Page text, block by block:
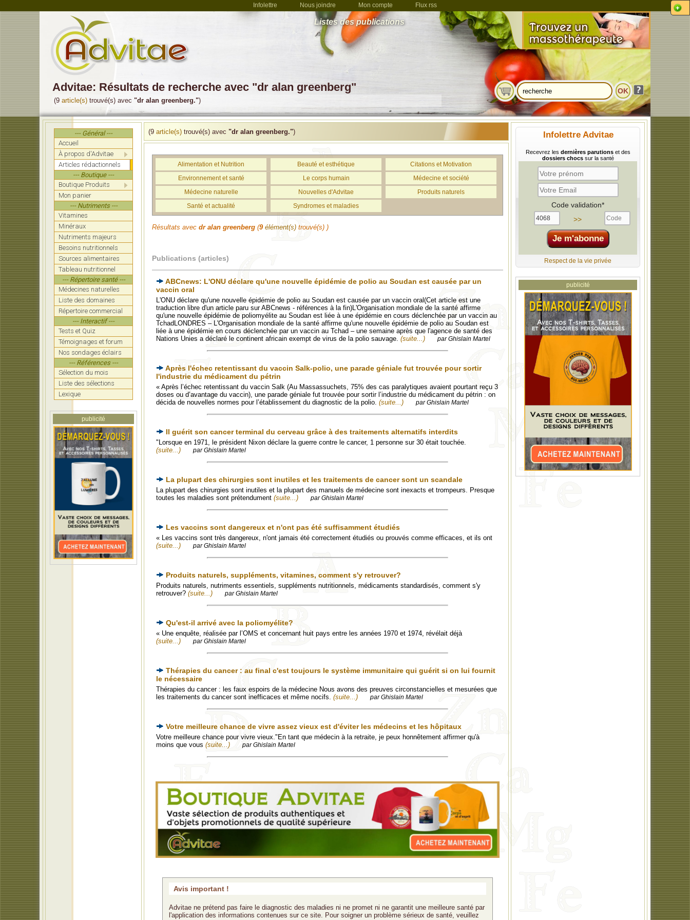
Infolettre Nous joindre Mon compte Flux rss
Listes des publications
Advitae: Résultats de recherche avec "dr alan greenberg"
(9 article(s) trouvé(s) avec "dr alan greenberg.")
--- Général ---
Accueil
À propos d'Advitae
Articles rédactionnels
--- Boutique ---
Boutique Produits
Mon panier
--- Nutriments ---
Vitamines
Minéraux
Nutriments majeurs
Besoins nutritionnels
Sources alimentaires
Tableau nutritionnel
--- Répertoire santé ---
Médecines naturelles
Liste des domaines
Répertoire commercial
--- Interactif ---
Tests et Quiz
Témoignages et forum
Nos sondages éclairs
--- Références ---
Sélection du mois
Liste des sélections
Lexique
publicité
(9 article(s) trouvé(s) avec "dr alan greenberg.") Infolettre Advitae
Recevrez les dernières parutionset des
dossiers chocssur la santé
Code validation*
>>
Respect de la vie privée
publicité
Alimentation et Nutrition Beauté et esthétique
Citations et Motivation
Environnement et santé
Le corps humain
Médecine et société
Médecine naturelle
Nouvelles d'Advitae
Produits naturels
Santé et actualité
Syndromes et maladies
Résultats avec dr alan greenberg (9 élément(s) trouvé(s) )
Publications (articles)
ABCnews: L'ONU déclare qu'une nouvelle épidémie de polio au Soudan est causée par un
vaccin oral
L'ONU déclare qu'une nouvelle épidémie de polio au Soudan est causée par un vaccin oral(Cet article est une
traduction libre d'un article paru sur ABCnews - références à la fin)L'Organisation mondiale de la santé affirme
qu'une nouvelle épidémie de poliomyélite au Soudan est liée à une épidémie en cours déclenchée par un vaccin au
TchadLONDRES – L'Organisation mondiale de la santé affirme qu'une nouvelle épidémie de polio au Soudan est
liée à une épidémie en cours déclenchée par un vaccin au Tchad – une semaine après que l'agence de santé des
Nations Unies a déclaré le continent africain exempt de virus de la polio sauvage. (suite...) par Ghislain Martel
Après l'échec retentissant du vaccin Salk-polio, une parade géniale fut trouvée pour sortir
l'industrie du médicament du pétrin
« Après l’échec retentissant du vaccin Salk (Au Massassuchets, 75% des cas paralytiques avaient pourtant reçu 3
doses ou d’avantage du vaccin), une parade géniale fut trouvée pour sortir l’industrie du médicament du pétrin : on
décida de nouvelles normes pour l’établissement du diagnostic de la polio. (suite...) par Ghislain Martel
Il guérit son cancer terminal du cerveau grâce à des traitements alternatifs interdits
"Lorsque en 1971, le président Nixon déclare la guerre contre le cancer, 1 personne sur 30 était touchée.
(suite...)
par Ghislain Martel
La plupart des chirurgies sont inutiles et les traitements de cancer sont un scandale
La plupart des chirurgies sont inutiles et la plupart des manuels de médecine sont inexacts et trompeurs. Presque
toutes les maladies sont prétendument (suite...) par Ghislain Martel
Les vaccins sont dangereux et n'ont pas été suffisamment étudiés
« Les vaccins sont très dangereux, n'ont jamais été correctement étudiés ou prouvés comme efficaces, et ils ont
(suite...)
par Ghislain Martel
Produits naturels, suppléments, vitamines, comment s'y retrouver?
Produits naturels, nutriments essentiels, suppléments nutritionnels, médicaments standardisés, comment s'y
retrouver? (suite...) par Ghislain Martel
Qu'est-il arrivé avec la poliomyélite?
« Une enquête, réalisée par l’OMS et concernant huit pays entre les années 1970 et 1974, révélait déjà
(suite...)
par Ghislain Martel
Thérapies du cancer : au final c'est toujours le système immunitaire qui guérit si on lui fournit
le nécessaire
Thérapies du cancer : les faux espoirs de la médecine Nous avons des preuves circonstancielles et mesurées que
les traitements du cancer sont inefficaces et même nocifs. (suite...) par Ghislain Martel
Votre meilleure chance de vivre assez vieux est d'éviter les médecins et les hôpitaux
Votre meilleure chance pour vivre vieux."En tant que médecin à la retraite, je peux honnêtement affirmer qu'à
moins que vous (suite...) par Ghislain Martel
Avis important !
Advitae ne prétend pas faire le diagnostic des maladies ni ne promet ni ne garantit une meilleure santé par
l'application des informations contenues sur ce site. Pour soigner un problème sérieux de santé, veuillez